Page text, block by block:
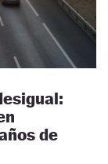
de